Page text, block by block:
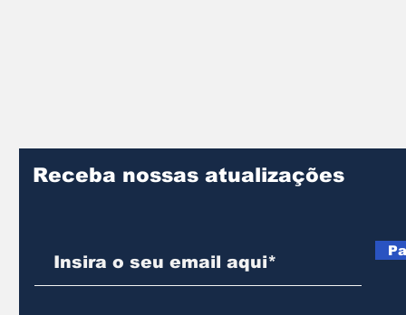
Receba nossas atualizações